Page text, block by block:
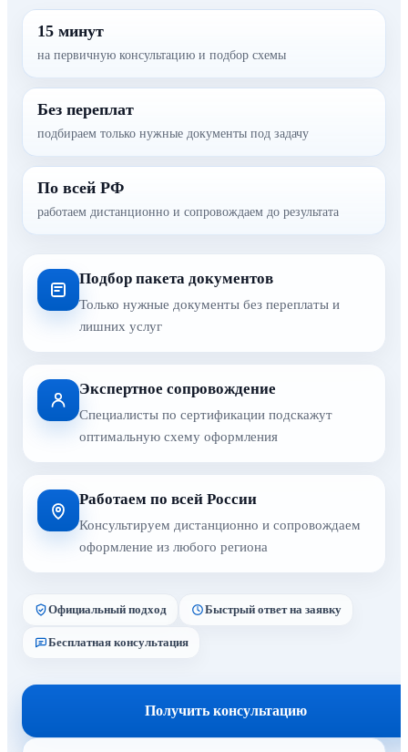
15 минут
на первичную консультацию и подбор схемы
Без переплат
подбираем только нужные документы под задачу
По всей РФ
работаем дистанционно и сопровождаем до результата
Подбор пакета документов
Только нужные документы без переплаты и
лишних услуг
Экспертное сопровождение
Специалисты по сертификации подскажут
оптимальную схему оформления
Работаем по всей России
Консультируем дистанционно и сопровождаем
оформление из любого региона
Официальный подход Быстрый ответ на заявку
Бесплатная консультация
Получить консультацию